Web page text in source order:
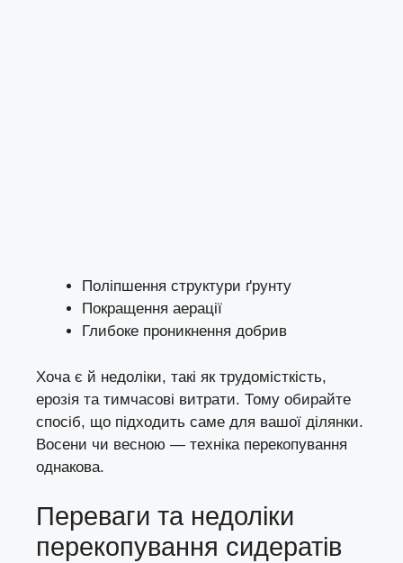
Поліпшення структури ґрунту
Покращення аерації
Глибоке проникнення добрив
Хоча є й недоліки, такі як трудомісткість,
ерозія та тимчасові витрати. Тому обирайте
спосіб, що підходить саме для вашої ділянки.
Восени чи весною — техніка перекопування
однакова.
Переваги та недоліки
перекопування сидератів